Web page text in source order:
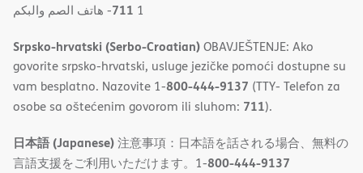
1
711- ھاتف الصم والبكم
Srpsko-hrvatski (Serbo-Croatian)OBAVJEŠTENJE: Ako
govorite srpsko-hrvatski, usluge jezičke pomoći dostupne su
vam besplatno. Nazovite 1-800-444-9137 (TTY- Telefon za
osobe sa oštećenim govorom ili sluhom: 711).
日本語 (Japanese)注意事項：日本語を話される場合、無料の
言語支援をご利用いただけます。1-800-444-9137